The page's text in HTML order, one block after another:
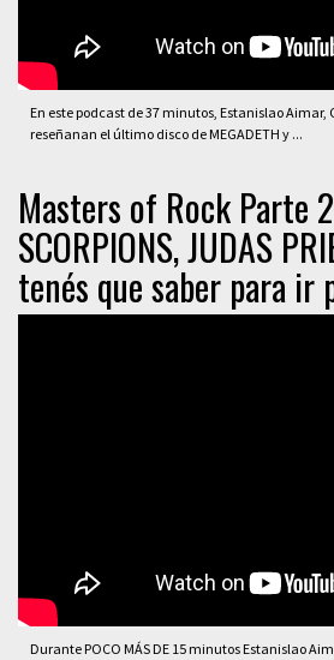
En este podcast de 37 minutos, Estanislao Aimar,
reseñanan el último disco de MEGADETH y ...
Masters of Rock Parte
SCORPIONS, JUDAS
tenés que saber para ir
Durante POCO MÁS DE 15 minutos Estanislao